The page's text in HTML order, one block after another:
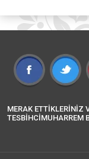
MERAK ETTİKLERİNİZ
TESBİHCİMUHARREM